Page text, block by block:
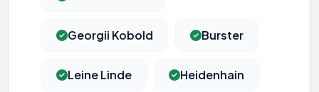
Georgii Kobold Burster
Leine Linde Heidenhain